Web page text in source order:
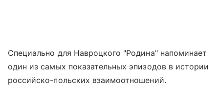
Специально для Навроцкого "Родина" напоминает
один из самых показательных эпизодов в истории
российско-польских взаимоотношений.